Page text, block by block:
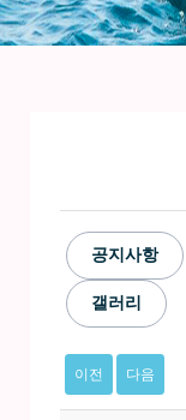
공지사항
갤러리
이전 다음